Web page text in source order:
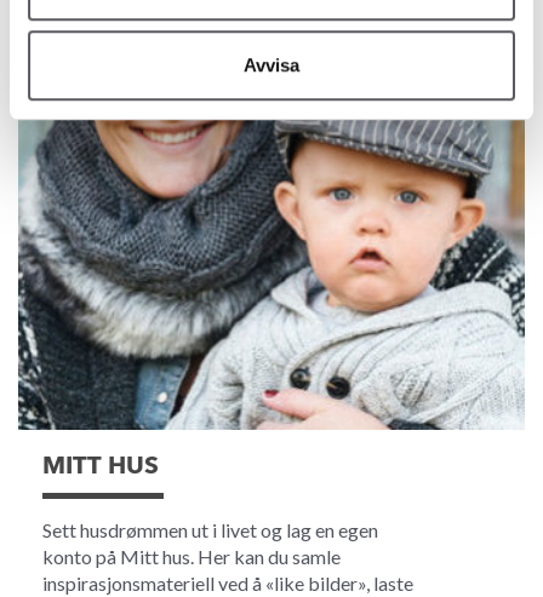
Avvisa
MITT HUS
Sett husdrømmen ut i livet og lag en egen
konto på Mitt hus. Her kan du samle
inspirasjonsmateriell ved å «like bilder», laste